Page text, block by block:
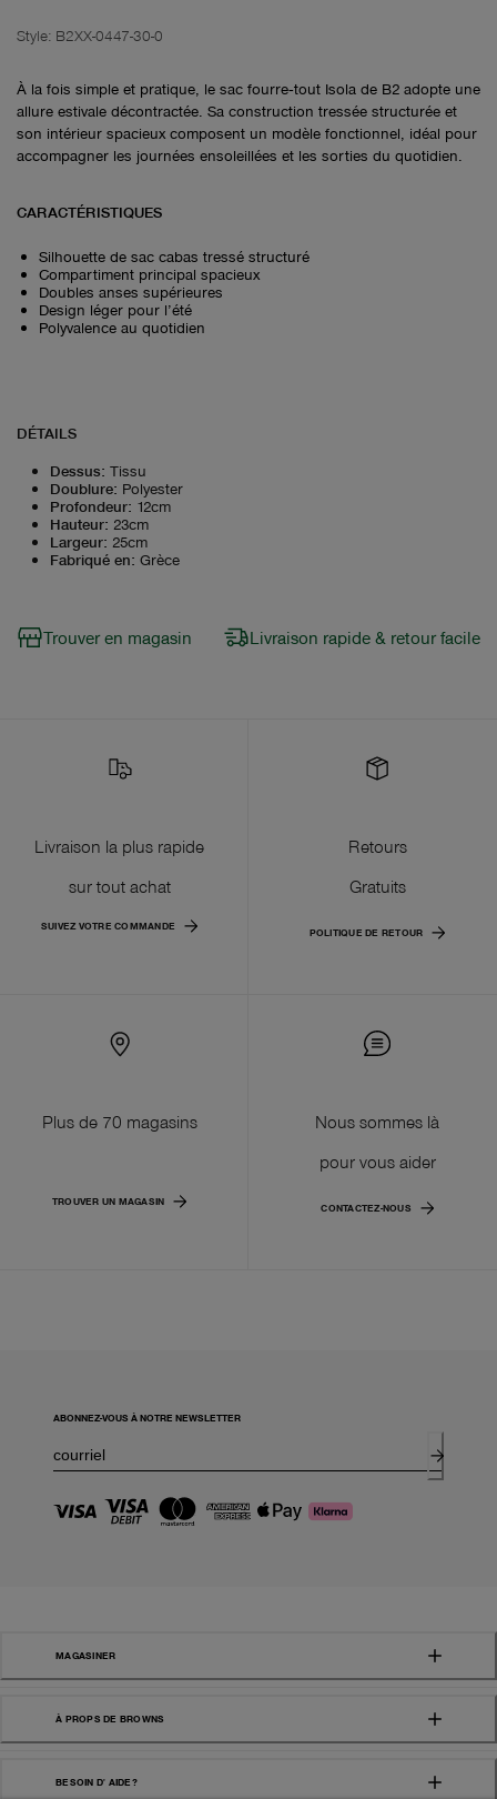
Style: B2XX-0447-30-0
À la fois simple et pratique, le sac fourre‑tout Isola de B2 adopte une
allure estivale décontractée. Sa construction tressée structurée et
son intérieur spacieux composent un modèle fonctionnel, idéal pour
accompagner les journées ensoleillées et les sorties du quotidien.
CARACTÉRISTIQUES
Silhouette de sac cabas tressé structuré
Compartiment principal spacieux
Doubles anses supérieures
Design léger pour l’été
Polyvalence au quotidien
DÉTAILS
Dessus: Tissu
Doublure: Polyester
Profondeur: 12cm
Hauteur: 23cm
Largeur: 25cm
Fabriqué en: Grèce
Trouver en magasin Livraison rapide & retour facile
Livraison la plus rapide
sur tout achat
SUIVEZ VOTRE COMMANDE
Retours
Gratuits
POLITIQUE DE RETOUR
Plus de 70 magasins
TROUVER UN MAGASIN
Nous sommes là
pour vous aider
CONTACTEZ-NOUS
ABONNEZ-VOUS À NOTRE NEWSLETTER
MAGASINER
À PROPS DE BROWNS
BESOIN D' AIDE?